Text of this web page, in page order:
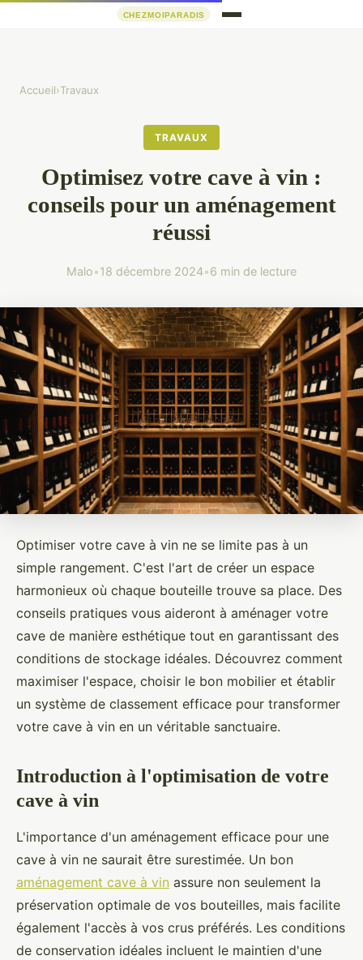
Accueil›Travaux
TRAVAUX
Optimisez votre cave à vin :
conseils pour un aménagement
réussi
Malo•18 décembre 2024•6 min de lecture
Optimiser votre cave à vin ne se limite pas à un
simple rangement. C'est l'art de créer un espace
harmonieux où chaque bouteille trouve sa place. Des
conseils pratiques vous aideront à aménager votre
cave de manière esthétique tout en garantissant des
conditions de stockage idéales. Découvrez comment
maximiser l'espace, choisir le bon mobilier et établir
un système de classement efficace pour transformer
votre cave à vin en un véritable sanctuaire.
Introduction à l'optimisation de votre
cave à vin
L'importance d'un aménagement efficace pour une
cave à vin ne saurait être surestimée. Un bon
aménagement cave à vin assure non seulement la
préservation optimale de vos bouteilles, mais facilite
également l'accès à vos crus préférés. Les conditions
de conservation idéales incluent le maintien d'une